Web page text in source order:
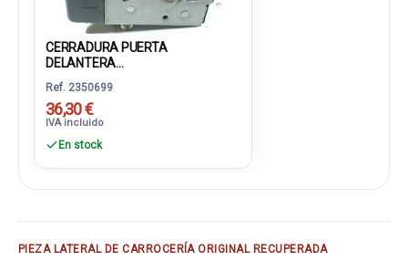
CERRADURA PUERTA
DELANTERA...
Ref. 2350699
36,30 €
IVA incluido
En stock
PIEZA LATERAL DE CARROCERÍA ORIGINAL RECUPERADA